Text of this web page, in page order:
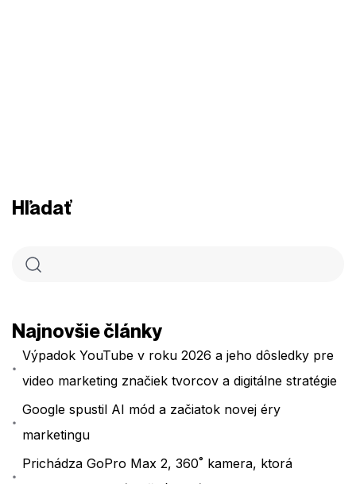
Hľadať
Najnovšie články
Výpadok YouTube v roku 2026 a jeho dôsledky pre
video marketing značiek tvorcov a digitálne stratégie
Google spustil AI mód a začiatok novej éry
marketingu
Prichádza GoPro Max 2, 360˚ kamera, ktorá